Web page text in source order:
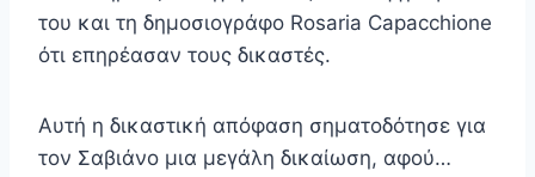
του και τη δημοσιογράφο Rosaria Capacchione
ότι επηρέασαν τους δικαστές.
Αυτή η δικαστική απόφαση σηματοδότησε για
τον Σαβιάνο μια μεγάλη δικαίωση, αφού…